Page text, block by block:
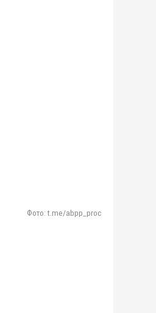
Фото: t.me/abpp_proc